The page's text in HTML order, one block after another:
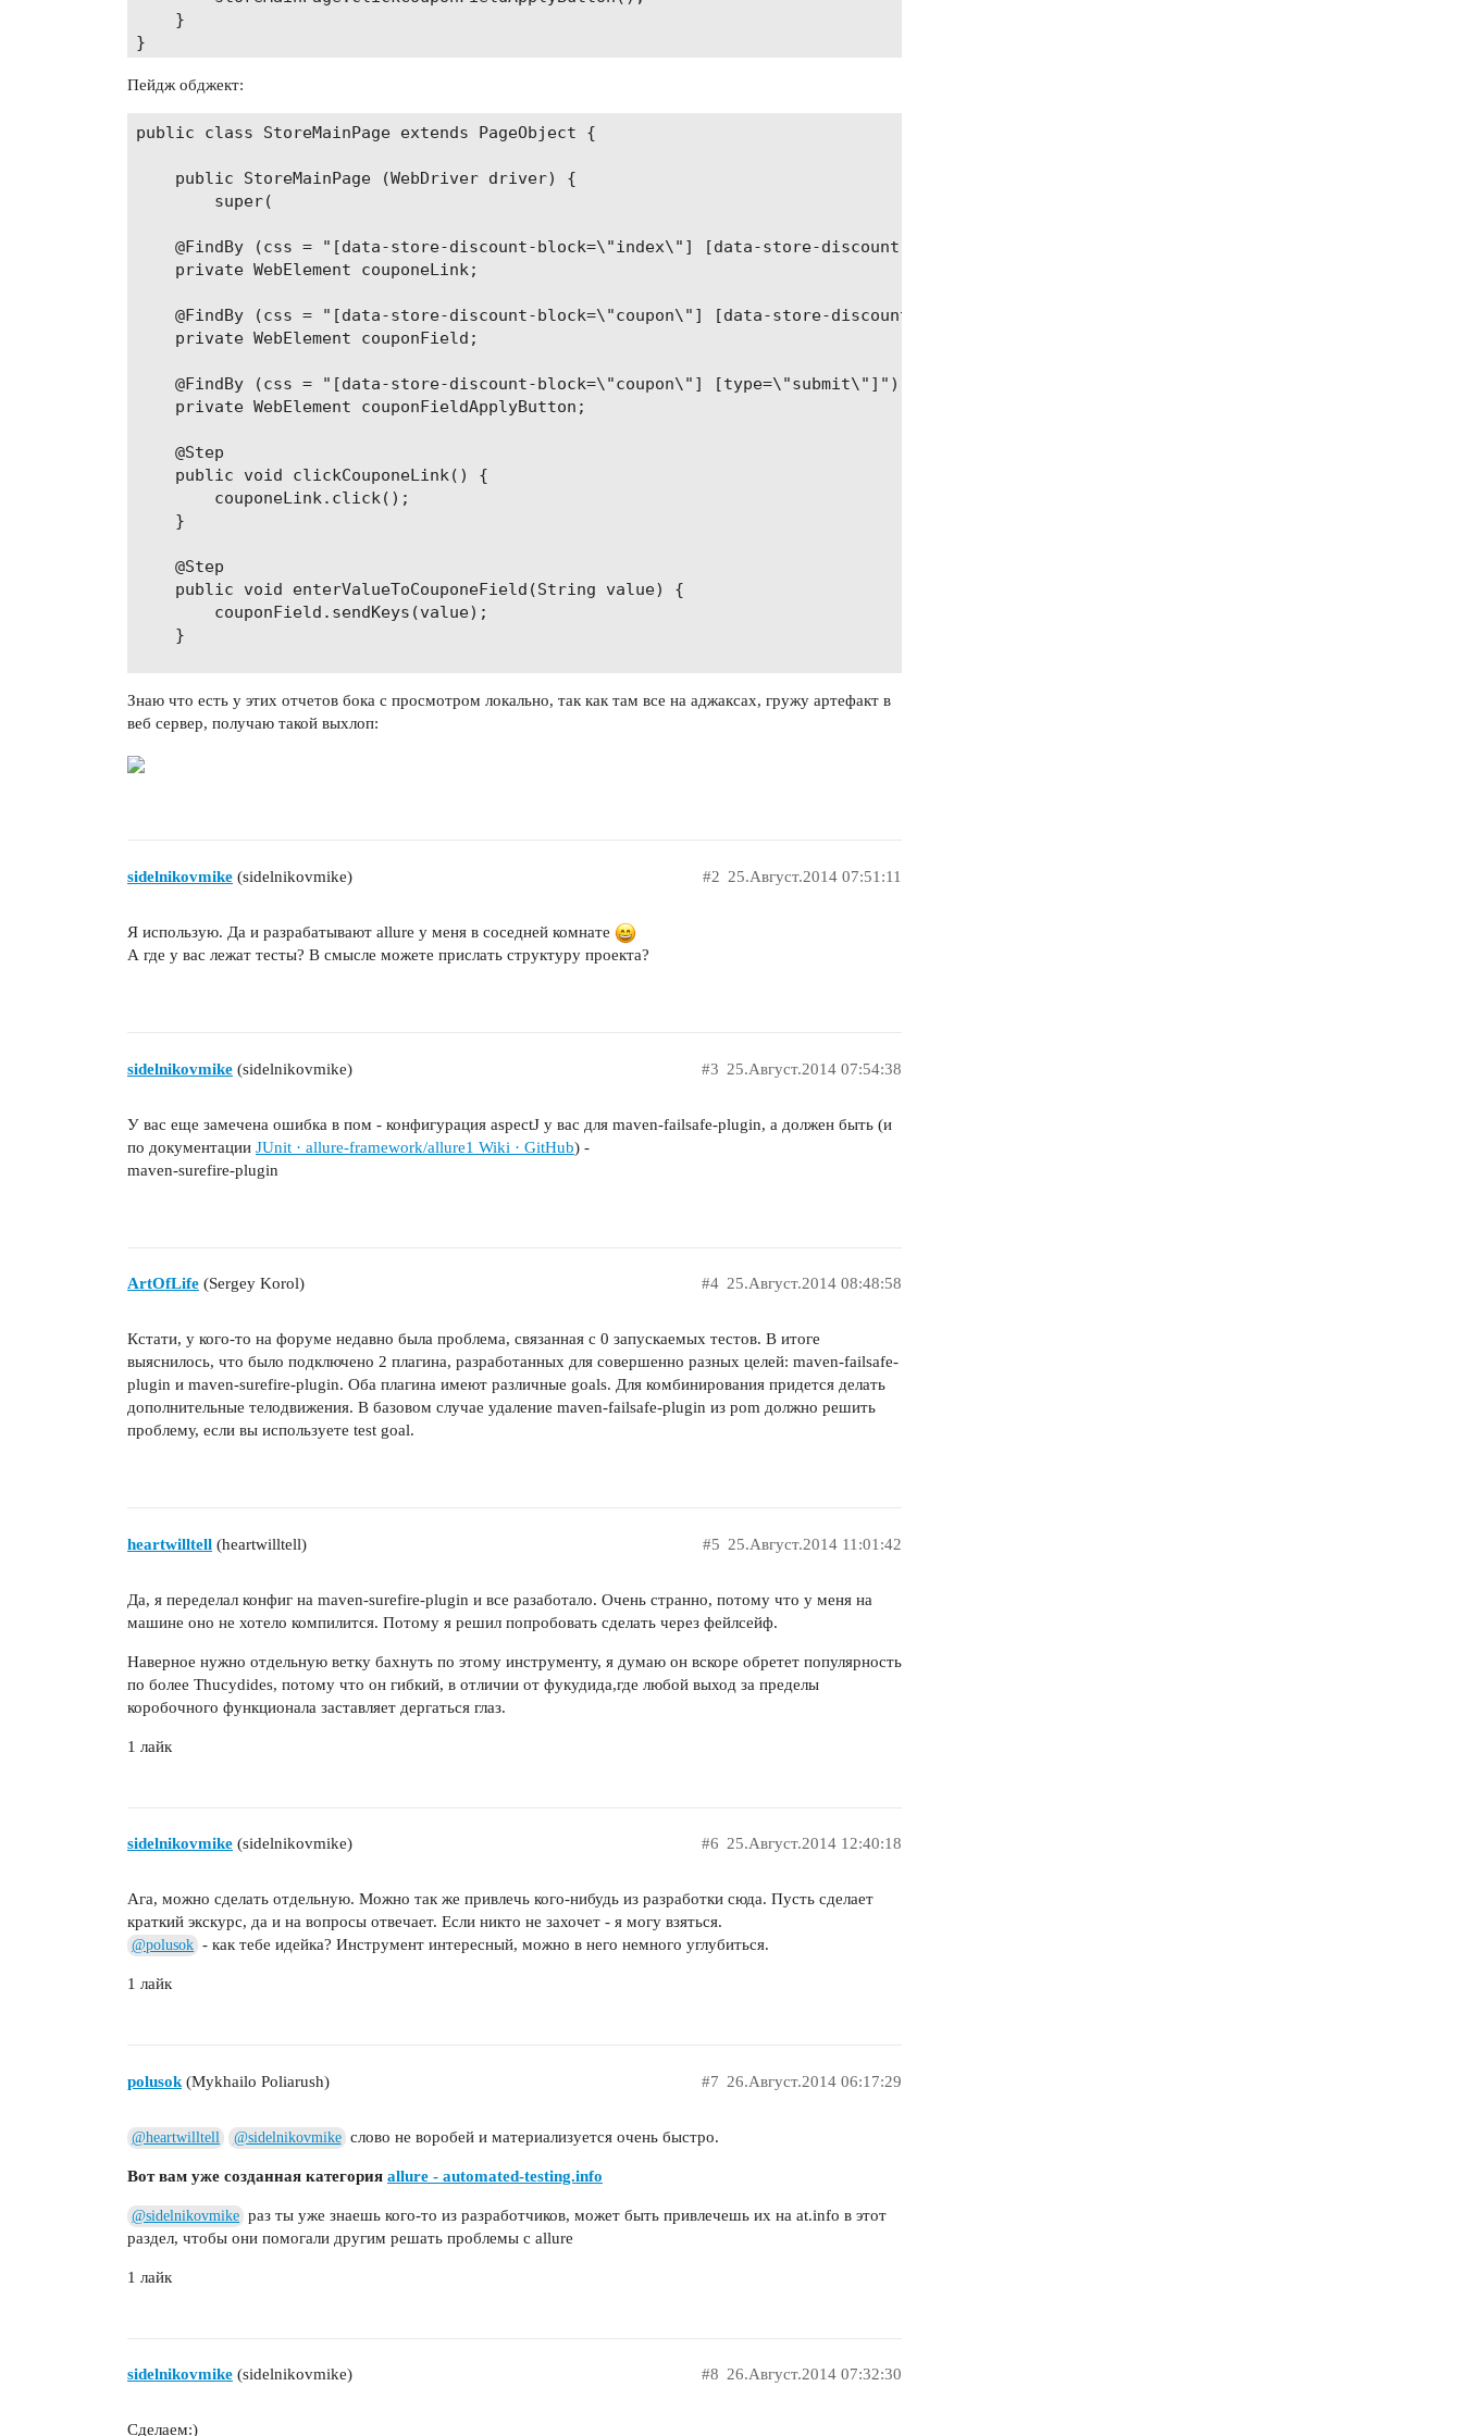
        <dependency>
            <artifactId>selenium-server</artifactId>
        </dependency>
        <dependency>
            <groupId>com.google.guava</groupId>
            <version>17.0</version>
        </dependency>
    <build>
            <plugins>
                <plugin>
                    <artifactId>maven-archetype-plugin</artifactId>
                    <version>2.2</version>
                </plugin>
                <plugin>
                    <artifactId>maven-compiler-plugin</artifactId>
                    <version>3.1</version>
                    <configuration>
                        <source>${compiler.version}</source>
                </plugin>
                <plugin>
                    <artifactId>maven-surefire-plugin</artifactId>
                    <artifactId>maven-failsafe-plugin</artifactId>
                    <configuration>
                        <testFailureIgnore>false</testFailureIgnore>
                            <property>
                                <value>ru.yandex.qatools.allure.junit.AllureRunListener</value>
                            </property>
                        </properties>
                        <parallel>classes</parallel>
                        <dependency>
                            <version>1.8.2</version>
                        </dependency>
                    </dependencies>
                </plugin>
                <plugin>
            </plugins>
    </build>
        <excludeDefaults>true</excludeDefaults>
        <plugins>
            <plugin>
                <artifactId>allure-maven-plugin</artifactId>
                </configuration>
        </plugins>
    </reporting>
    }
Пейдж обджект:
public class StoreMainPage extends PageObject {
    public StoreMainPage (WebDriver driver) {
        super(
    @FindBy (css = "[data-store-discount-block=\"index\"] [data-store-discount-goto=\"coupon\"]")
    private WebElement couponeLink;
    @FindBy (css = "[data-store-discount-block=\"coupon\"] [data-store-discount-field=\"\"]")
    private WebElement couponField;
    @FindBy (css = "[data-store-discount-block=\"coupon\"] [type=\"submit\"]")
    private WebElement couponFieldApplyButton;
    @Step
    public void clickCouponeLink() {
        couponeLink.click();
    }
    @Step
    public void enterValueToCouponeField(String value) {
        couponField.sendKeys(value);
    }
    public void clickCouponFieldApplyButton() {
        couponFieldApplyButton.click();
Знаю что есть у этих отчетов бока с просмотром локально, так как там все на аджаксах, гружу артефакт в
веб сервер, получаю такой выхлоп:
sidelnikovmike (sidelnikovmike) 25.Август.2014 07:51:11
#2
Я использую. Да и разрабатывают allure у меня в соседней комнате
А где у вас лежат тесты? В смысле можете прислать структуру проекта?
sidelnikovmike (sidelnikovmike) 25.Август.2014 07:54:38
#3
У вас еще замечена ошибка в пом - конфигурация aspectJ у вас для maven-failsafe-plugin, а должен быть (и
по документации JUnit · allure-framework/allure1 Wiki · GitHub) -
maven-surefire-plugin
ArtOfLife (Sergey Korol) 25.Август.2014 08:48:58
#4
Кстати, у кого-то на форуме недавно была проблема, связанная с 0 запускаемых тестов. В итоге
выяснилось, что было подключено 2 плагина, разработанных для совершенно разных целей: maven-failsafe-
plugin и maven-surefire-plugin. Оба плагина имеют различные goals. Для комбинирования придется делать
дополнительные телодвижения. В базовом случае удаление maven-failsafe-plugin из pom должно решить
проблему, если вы используете test goal.
heartwilltell (heartwilltell) 25.Август.2014 11:01:42
#5
Да, я переделал конфиг на maven-surefire-plugin и все разаботало. Очень странно, потому что у меня на
машине оно не хотело компилится. Потому я решил попробовать сделать через фейлсейф.
Наверное нужно отдельную ветку бахнуть по этому инструменту, я думаю он вскоре обретет популярность
по более Thucydides, потому что он гибкий, в отличии от фукудида,где любой выход за пределы
коробочного функционала заставляет дергаться глаз.
1 лайк
sidelnikovmike (sidelnikovmike) 25.Август.2014 12:40:18
#6
Ага, можно сделать отдельную. Можно так же привлечь кого-нибудь из разработки сюда. Пусть сделает
краткий экскурс, да и на вопросы отвечает. Если никто не захочет - я могу взяться.
@polusok - как тебе идейка? Инструмент интересный, можно в него немного углубиться.
1 лайк
polusok (Mykhailo Poliarush) 26.Август.2014 06:17:29
#7
@heartwilltell @sidelnikovmike слово не воробей и материализуется очень быстро.
Вот вам уже созданная категория allure - automated-testing.info
@sidelnikovmike раз ты уже знаешь кого-то из разработчиков, может быть привлечешь их на at.info в этот
раздел, чтобы они помогали другим решать проблемы с allure
1 лайк
sidelnikovmike (sidelnikovmike) 26.Август.2014 07:32:30
#8
Сделаем:)